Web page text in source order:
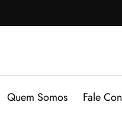
Quem Somos Fale